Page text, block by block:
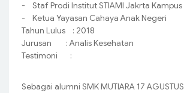
- Staf Prodi Institut STIAMI Jakrta Kampus
- Ketua Yayasan Cahaya Anak Negeri
Tahun Lulus : 2018
Jurusan : Analis Kesehatan
Testimoni :
Sebagai alumni SMK MUTIARA 17